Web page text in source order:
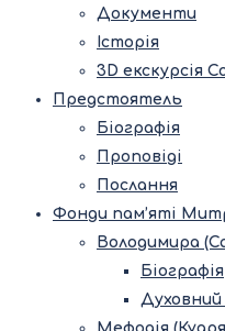
Документи
Історія
3D екскурсія
Предстоятель
Біографія
Проповіді
Послання
Фонди пам’яті
Володимира
Біографія
Духовний